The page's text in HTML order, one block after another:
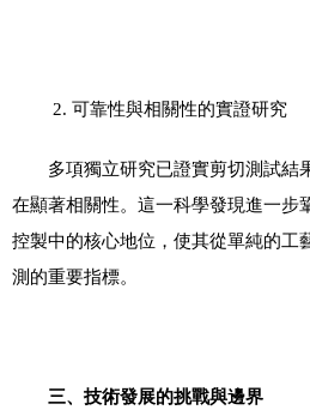
2. 可靠性與相關性的實證研究
多項獨立研究已證實剪切測試結
在顯著相關性。這一科學發現進一步
控製中的核心地位，使其從單純的工
測的重要指標。
三、技術發展的挑戰與邊界